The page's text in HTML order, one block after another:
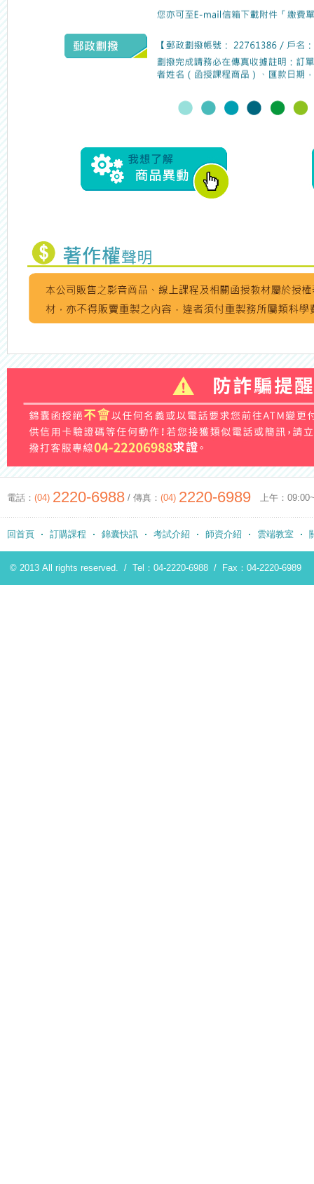
電話： (04) 2220-6988 / 傳真： (04) 2220-6989 上午：
回首頁 訂購課程 錦囊快訊 考試介紹 師資介紹 雲端教室
© 2013 All rights reserved. / Tel：04-2220-6988 / Fax：04-2220-6989